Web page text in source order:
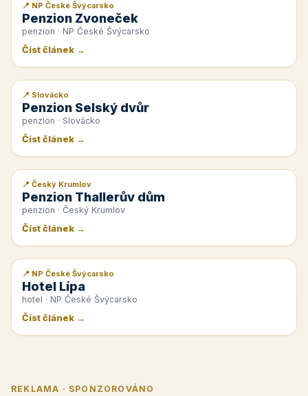
📰 PR článek
📍 NP České Švýcarsko
Penzion Zvoneček
penzion · NP České Švýcarsko
Číst článek →
📰 PR článek
📍 Slovácko
Penzion Selský dvůr
penzion · Slovácko
Číst článek →
📰 PR článek
📍 Český Krumlov
Penzion Thallerův dům
penzion · Český Krumlov
Číst článek →
📰 PR článek
📍 NP České Švýcarsko
Hotel Lípa
hotel · NP České Švýcarsko
Číst článek →
REKLAMA · SPONZOROVÁNO